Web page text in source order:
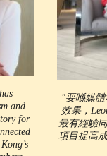
and
for
"要喺媒
效果，
最有經驗
項目提高